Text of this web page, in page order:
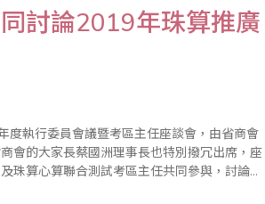
討論2019年珠算推廣
度執行委員會議暨考區主任座談會，由省商會
會的大家長蔡國洲理事長也特別撥冗出席，座
珠算心算聯合測試考區主任共同參與，討論